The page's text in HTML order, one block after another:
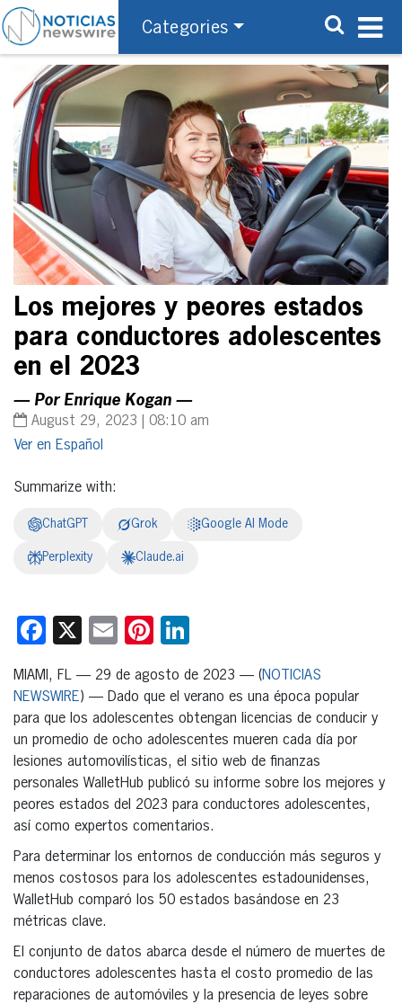
Categories
Los mejores y peores estados
para conductores adolescentes
en el 2023
— Por Enrique Kogan —
August 29, 2023 | 08:10 am
Español
Summarize with:
ChatGPT Grok Google AI Mode
Perplexity Claude.ai
Facebook
X EmailPinterest
MIAMI, FL — 29 de agosto de 2023 — (NOTICIAS
NEWSWIRE) — Dado que el verano es una época popular
para que los adolescentes obtengan licencias de conducir y
un promedio de ocho adolescentes mueren cada día por
lesiones automovilísticas, el sitio web de finanzas
personales WalletHub publicó su informe sobre los mejores y
peores estados del 2023 para conductores adolescentes,
así como expertos comentarios.
Para determinar los entornos de conducción más seguros y
menos costosos para los adolescentes estadounidenses,
WalletHub comparó los 50 estados basándose en 23
métricas clave.
El conjunto de datos abarca desde el número de muertes de
conductores adolescentes hasta el costo promedio de las
reparaciones de automóviles y la presencia de leyes sobre